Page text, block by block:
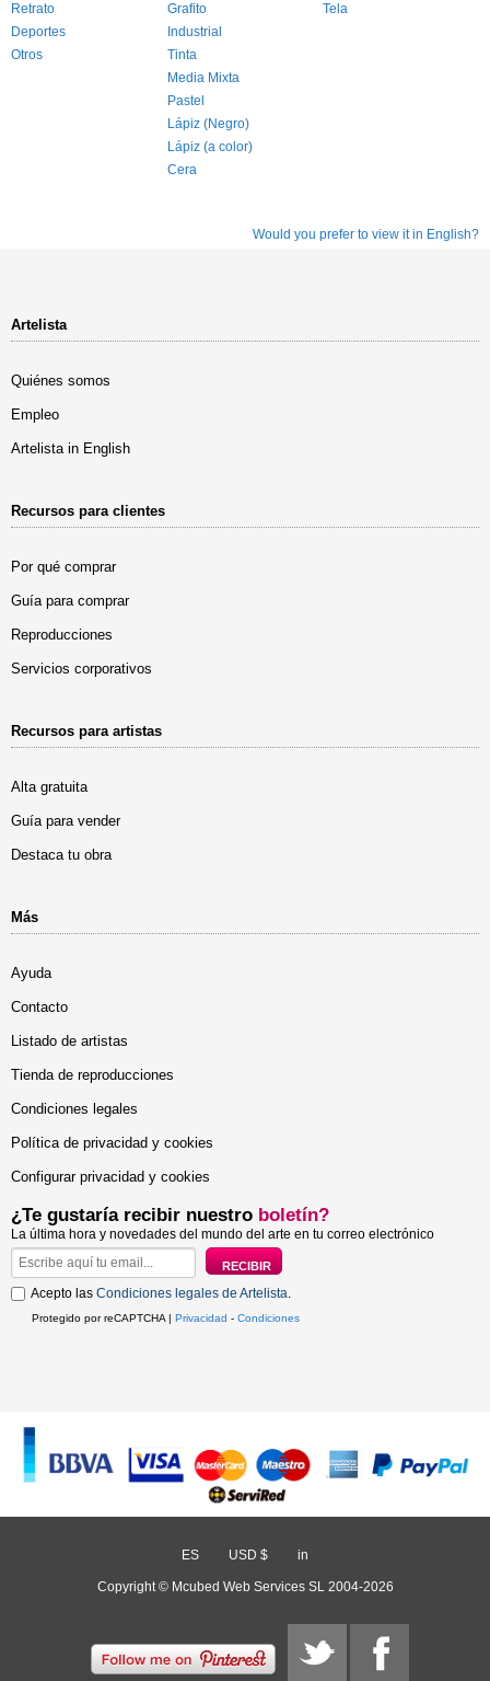
Retrato
Deportes
Otros
Grafito
Industrial
Tinta
Media Mixta
Pastel
Lápiz (Negro)
Lápiz (a color)
Cera
Tela
Would you prefer to view it in English?
Artelista
Quiénes somos
Empleo
Artelista in English
Recursos para clientes
Por qué comprar
Guía para comprar
Reproducciones
Servicios corporativos
Recursos para artistas
Alta gratuita
Guía para vender
Destaca tu obra
Más
Ayuda
Contacto
Listado de artistas
Tienda de reproducciones
Condiciones legales
Política de privacidad y cookies
Configurar privacidad y cookies
¿Te gustaría recibir nuestro boletín?
La última hora y novedades del mundo del arte en tu correo electrónico
Acepto las Condiciones legales de Artelista.
Protegido por reCAPTCHA | Privacidad - Condiciones
ES USD $ in
Copyright © Mcubed Web Services SL 2004-2026